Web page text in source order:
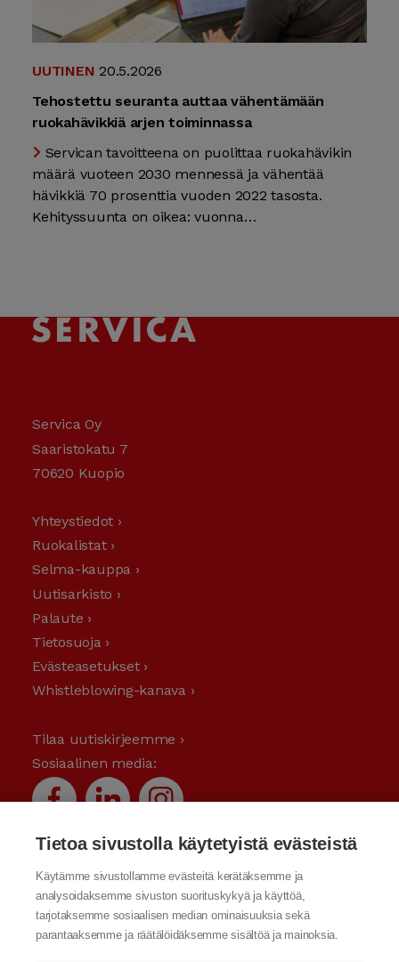
UUTINEN 20.5.2026
Tehostettu seuranta auttaa vähentämään
ruokahävikkiä arjen toiminnassa
Servican tavoitteena on puolittaa ruokahävikin
määrä vuoteen 2030 mennessä ja vähentää
hävikkiä 70 prosenttia vuoden 2022 tasosta.
Kehityssuunta on oikea: vuonna…
Servica Oy
Saaristokatu 7
70620 Kuopio
Yhteystiedot ›
Ruokalistat ›
Selma-kauppa ›
Uutisarkisto ›
Palaute ›
Tietosuoja ›
Evästeasetukset ›
Whistleblowing-kanava ›
Tilaa uutiskirjeemme ›
Sosiaalinen media:
Tietoa sivustolla käytetyistä evästeistä
Käytämme sivustollamme evästeitä kerätäksemme ja
analysoidaksemme sivuston suorituskykyä ja käyttöä,
tarjotaksemme sosiaalisen median ominaisuuksia sekä
parantaaksemme ja räätälöidäksemme sisältöä ja mainoksia.